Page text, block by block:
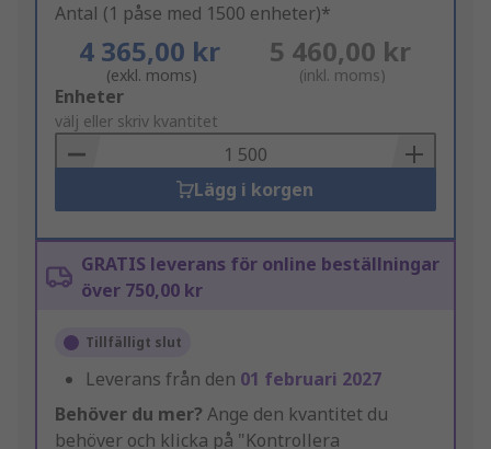
Antal (1 påse med 1500 enheter)*
4 365,00 kr
(exkl. moms)
5 460,00 kr
(inkl. moms)
Add
to
Basket
Enheter
välj eller skriv kvantitet
Lägg i korgen
GRATIS leverans för online beställningar
över 750,00 kr
Tillfälligt slut
Leverans från den 01 februari 2027
Behöver du mer? Ange den kvantitet du
behöver och klicka på "Kontrollera